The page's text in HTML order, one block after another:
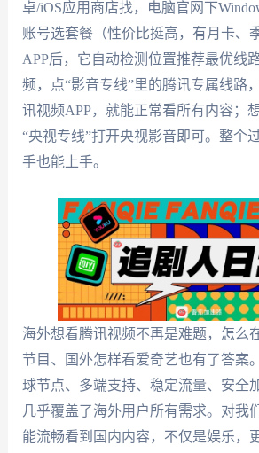
卓/iOS应用商店找，电脑官网下
账号选套餐（性价比挺高，有月卡、
APP后，它自动检测位置推荐最优线
频，点“影音专线”里的腾讯专属线路
讯视频APP，就能正常看所有内容；
“央视专线”打开央视影音即可。整个
手也能上手。
海外想看腾讯视频不再是难题，怎么
节目、国外怎样看爱奇艺也有了答案。
球节点、多端支持、稳定流量、安全
几乎覆盖了海外用户所有需求。对我
能流畅看到国内内容，不仅是娱乐，